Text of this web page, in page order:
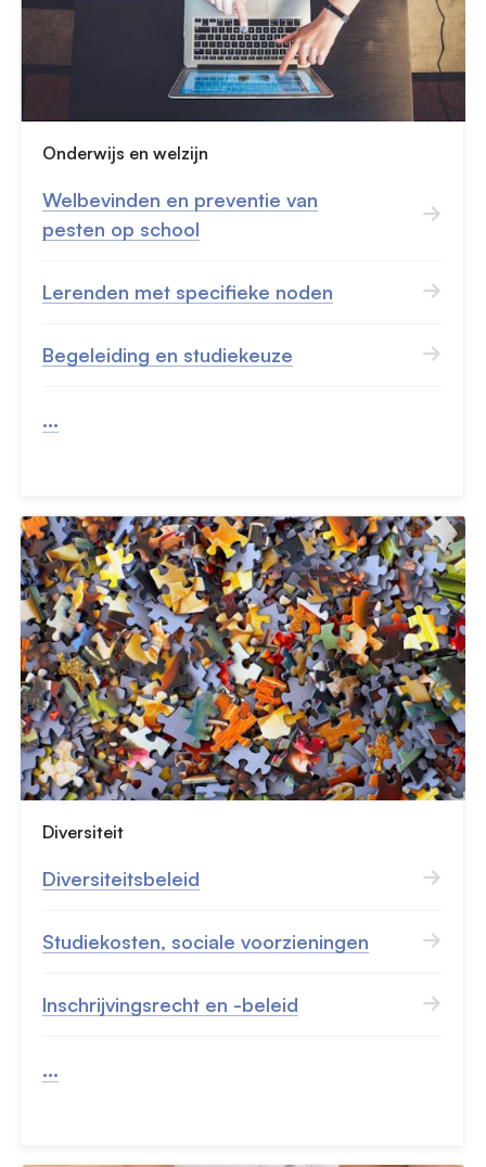
Onderwijs en welzijn
Welbevinden en preventie van
pesten op school
Lerenden met specifieke noden
Begeleiding en studiekeuze
...
Diversiteit
Diversiteitsbeleid
Studiekosten, sociale voorzieningen
Inschrijvingsrecht en -beleid
...